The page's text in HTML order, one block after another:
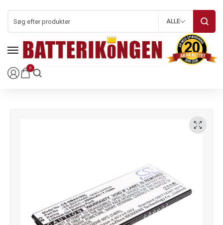
0
ALLE